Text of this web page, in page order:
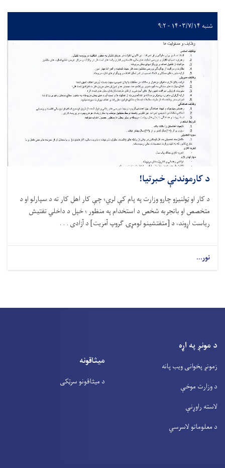
شنبه ۱۴۰۳/۷/۱۴ - ۹:۲
د کارموندنې خبرتیا!
د کار او ټولنیزو چارو وزارت په پام کې لري؛ چې کار اهل کار ته د سپارلو او د
متخصص او باتجربه شخص د استخدام په منظور ؛ خپل د داخلي تفتیش
ریاست اړوند، د [متفتشینو لومړۍ ګروپ آمریت] د آزادی . . .
نور...
د مونږ په اړه
زمونږ پخوانی ویب پانه
د وزارت موخې
لاسته راوړنې
د معلوماتو لاسرسي
میثاقونه
د میثاقونو سرټکی